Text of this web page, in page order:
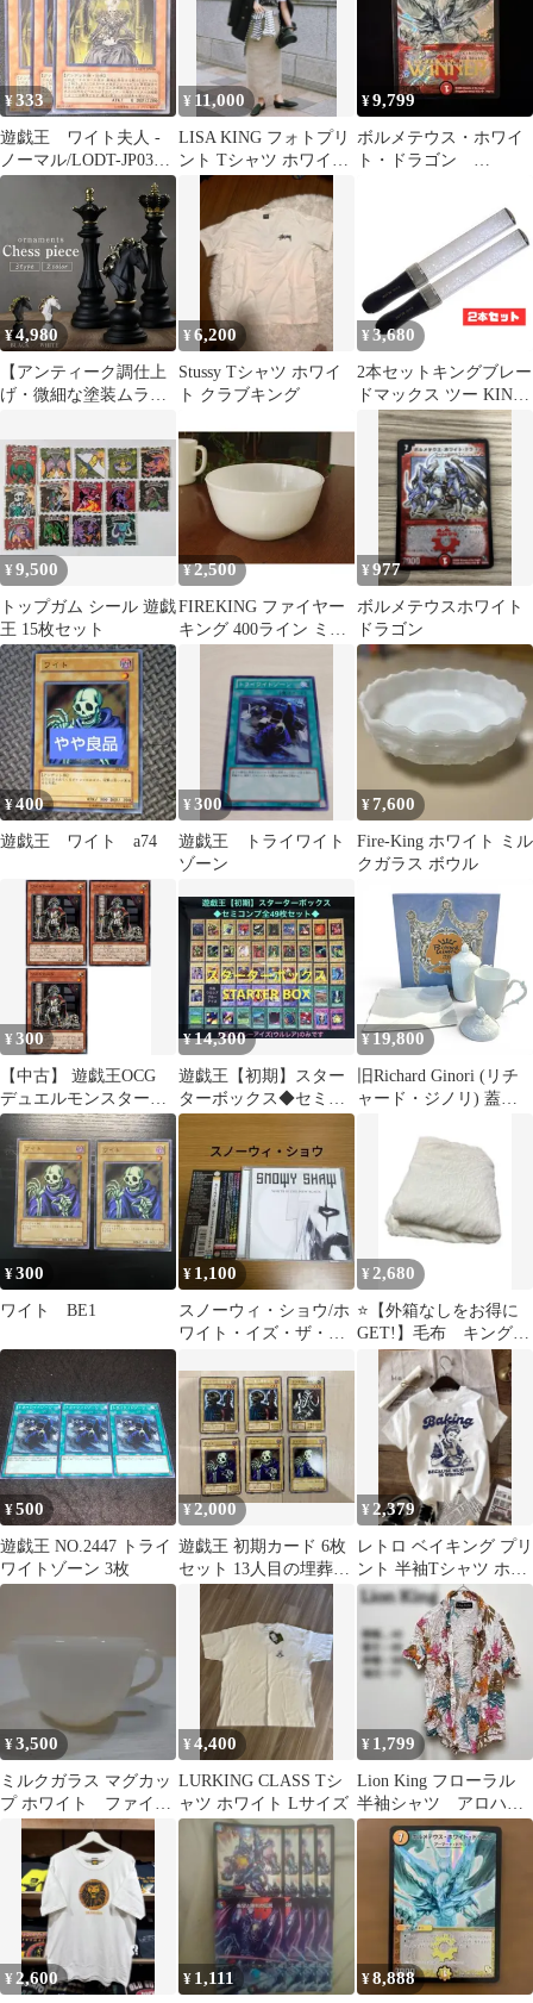
¥333
遊戯王 ワイト夫人 -
ノーマル/LODT-JP038 3
枚
¥ 11,000
LISA KING フォトプリ
ント Tシャツ ホワイト
2026SS 未使用
¥9,799
ボルメテウス・ホワイ
ト・ドラゴン
¥4,980
【アンティーク調仕上
げ・微細な塗装ムラ等
種類 単品販売 キング
クィーン ナイト 【ブラ
ックorホワイト】 アン
ティーク調 インテリア
オブジェ おしゃれ雑貨
大きめ 北欧風 重厚感
高級感 レトロ風 飾り
チェスピース デザイン
¥6,200
Stussy Tシャツ ホワイ
ト クラブキング
¥ 3,680
2本セットキングブレー
ドマックス ツー KING
BLADE MAX II MAX2
ホワイト ルイファン ジ
ャパン シャイニング ペ
ンライト キンブレ コン
サート ライブ 応援グッ
ズ 結婚式 応援上映 ホ
ビー オンラインライブ
アイドル k-pop
¥9,500
トップガム シール 遊戯
王 15枚セット
¥2,500
FIREKING ファイヤー
キング 400ライン ミキ
¥977
ボルメテウスホワイト
ドラゴン
¥400
遊戯王 ワイト a74
¥300
遊戯王 トライワイト
ゾーン
¥7,600
Fire-King ホワイト ミル
クガラス ボウル
¥300
【中古】 遊戯王OCG
デュエルモンスターズ
ワイトロード LEDE
LEDE-JP025 3枚セット
¥14,300
遊戯王【初期】スター
ターボックス◆セミコ
ンプ全49枚◆欠品はブ
ルーアイズのみ
¥19,800
旧Richard Ginori (リチ
ャード・ジノリ) 蓋付
ト キングラム[68]
¥300
ワイト BE1
¥ 1,100
スノーウィ・ショウ/ホ
ワイト・イズ・ザ・ニ
SNOWY SHAW
¥2,680
⭐【外箱なしをお得に
GET!】毛布 キングサ
イズ（180×200）ホワイ
¥500
遊戯王 NO.2447 トライ
ワイトゾーン 3枚
¥2,000
遊戯王 初期カード 6枚
セット 13人目の埋葬者
マンモスの墓場 ワイト
¥ 2,379
レトロ ベイキング プリ
ント 半袖Tシャツ ホワ
イト ユニセックス カジ
¥3,500
ミルクガラス マグカッ
プ ホワイト ファイヤ
ーキング
¥4,400
LURKING CLASS Tシ
ャツ ホワイト Lサイズ
¥ 1,799
Lion King フローラル
半袖シャツ アロハ
ホワイト ライオンキ
¥ 2,600 ¥ 1,111 ¥8,888